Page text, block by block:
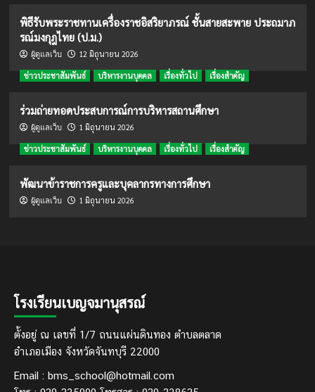
พิธีรับพระราชทานเครื่องราชอิสริยาภรณ์ ชั้นสายสะพาย ประถมาภ
รณ์มงกุฎไทย (ป.ม.)
ผู้ดูแลเว็บ 12 มิถุนายน 2026
ข่าวประชาสัมพันธ์ บริหารงานบุคคล เรื่องทั่วไป เรื่องสำคัญ
ร่วมถ่ายทอดประสบการณ์การบริหารสถานศึกษา
ผู้ดูแลเว็บ 1 มิถุนายน 2026
ข่าวประชาสัมพันธ์ บริหารงานบุคคล เรื่องทั่วไป เรื่องสำคัญ
พัฒนาข้าราชการครูและบุคลากรทางการศึกษา
ผู้ดูแลเว็บ 1 มิถุนายน 2026
โรงเรียนเบญจมานุสรณ์
ตั้งอยู่ ณ เลขที่ 1/7 ถนนแผ่นดินทอง ตำบลตลาด
อำเภอเมือง จังหวัดจันทบุรี 22000
Email : bms_school@hotmail.com